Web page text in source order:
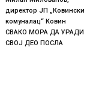
директор ЈП „Ковински
комуналац“ Ковин
СВАКО МОРА ДА УРАДИ
СВОЈ ДЕО ПОСЛА